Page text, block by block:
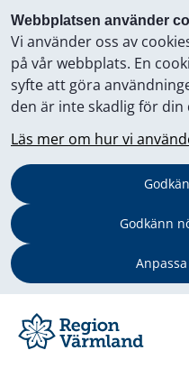
Webbplatsen använder
Vi använder oss av
på vår webbplats. En
syfte att göra
den är inte skadlig för din
Läs mer om hur vi
Godkänn